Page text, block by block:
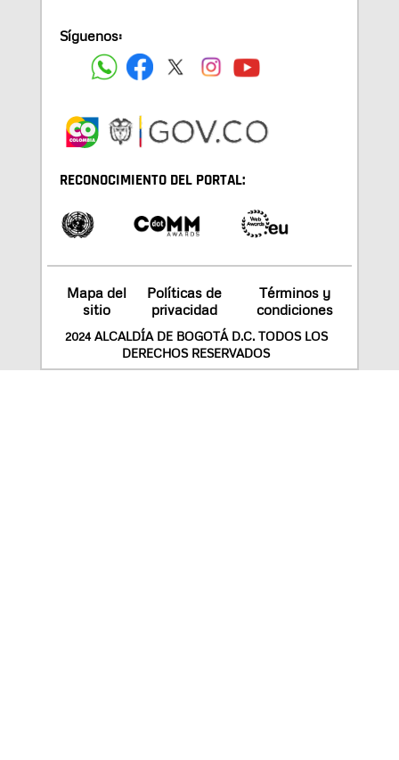
Síguenos:
RECONOCIMIENTO DEL PORTAL:
Mapa del
sitio
Políticas de
privacidad
Términos y
condiciones
2024 ALCALDÍA DE BOGOTÁ D.C. TODOS LOS
DERECHOS RESERVADOS